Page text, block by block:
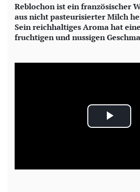
Reblochon ist ein französischer
aus nicht pasteurisierter Milch
Sein reichhaltiges Aroma hat
fruchtigen und nussigen
P
a